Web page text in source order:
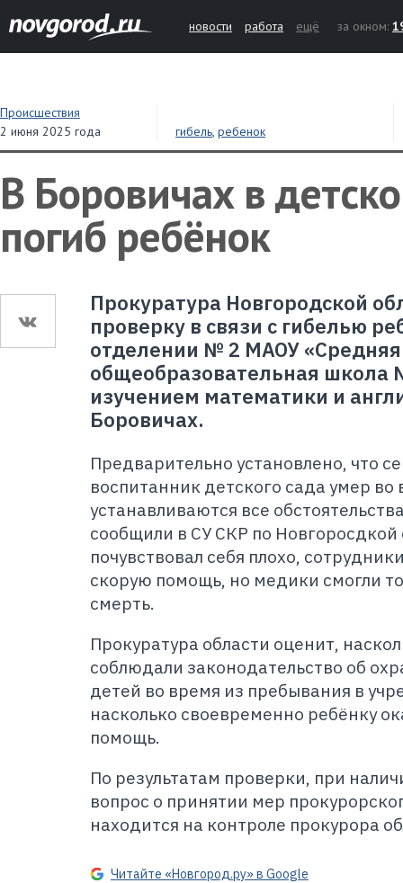
новости работа ещё за окном:
Происшествия
2 июня 2025 года
гибель, ребенок
В Боровичах в
погиб ребёнок
Прокуратура Новгородской
проверку в связи с гибелью
отделении № 2 МАОУ «Средняя
общеобразовательная школа
изучением математики и
Боровичах.
Предварительно установлено, что
воспитанник детского сада умер во
устанавливаются все
сообщили в СУ СКР по Новгоросдкой
почувствовал себя плохо,
скорую помощь, но медики смогли
смерть.
Прокуратура области оценит,
соблюдали законодательство об
детей во время из пребывания в
насколько своевременно ребёнку
помощь.
По результатам проверки, при
вопрос о принятии мер
находится на контроле прокурора
Читайте «Новгород.ру» в Google